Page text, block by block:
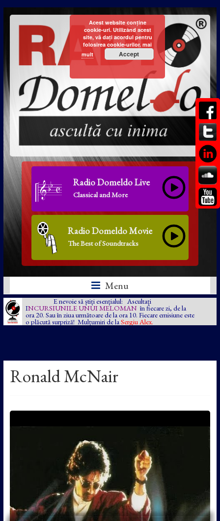
Radio Domeldo Live
Classical and More
Radio Domeldo Movie
The Best of Soundtracks
Menu
E nevoie să știți esențialul: Ascultați
INCURSIUNILE UNUI MELOMAN în fiecare zi, de la
ora 20. Sau în ziua următoare de la ora 10. Fiecare emisiune este
o plăcută surpriză! Mulțumiri de la Sergiu Alex.
Ronald McNair
Acest website conține
cookie-uri. Utilizând acest
site, vă dați acordul pentru
folosirea cookie-urilor. mai
mult
Accept